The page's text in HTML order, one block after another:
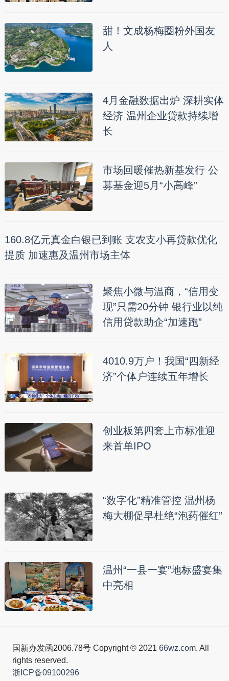
甜！文成杨梅圈粉外国友
人
4月金融数据出炉 深耕实体
经济 温州企业贷款持续增
长
市场回暖催热新基发行 公
募基金迎5月“小高峰”
160.8亿元真金白银已到账 支农支小再贷款优化
提质 加速惠及温州市场主体
聚焦小微与温商，“信用变
现”只需20分钟 银行业以纯
信用贷款助企“加速跑”
4010.9万户！我国“四新经
济”个体户连续五年增长
创业板第四套上市标准迎
来首单IPO
“数字化”精准管控 温州杨
梅大棚促早杜绝“泡药催红”
温州“一县一宴”地标盛宴集
中亮相
国新办发函2006.78号 Copyright © 2021 66wz.com. All
rights reserved.
浙ICP备09100296